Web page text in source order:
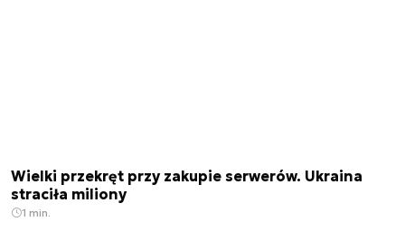
Wielki przekręt przy zakupie serwerów. Ukraina
straciła miliony
1 min.